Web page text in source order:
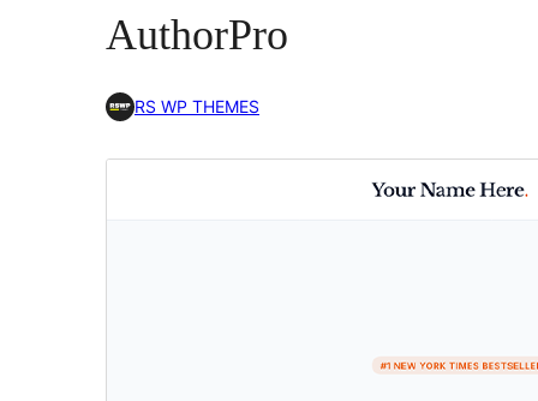
AuthorPro
RS WP THEMES